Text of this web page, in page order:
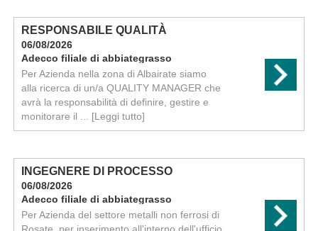
RESPONSABILE QUALITÀ
06/08/2026
Adecco filiale di abbiategrasso
Per Azienda nella zona di Albairate siamo
alla ricerca di un/a QUALITY MANAGER che
avrà la responsabilità di definire, gestire e
monitorare il ... [Leggi tutto]
INGEGNERE DI PROCESSO
06/08/2026
Adecco filiale di abbiategrasso
Per Azienda del settore metalli non ferrosi di